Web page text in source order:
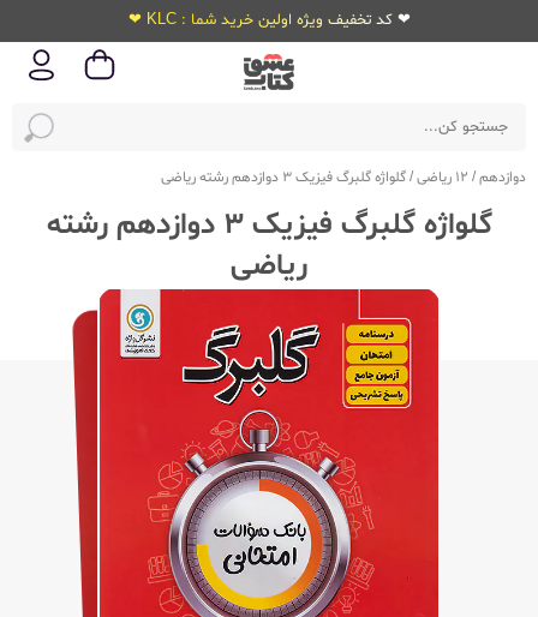
❤ کد تخفیف ویژه اولین خرید شما : KLC ❤
دوازدهم/ 12 ریاضی /گلواژه گلبرگ فیزیک 3 دوازدهم رشته ریاضی
گلواژه گلبرگ فیزیک 3 دوازدهم رشته
ریاضی